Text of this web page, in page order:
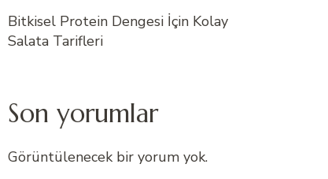
Bitkisel Protein Dengesi İçin Kolay
Salata Tarifleri
Son yorumlar
Görüntülenecek bir yorum yok.